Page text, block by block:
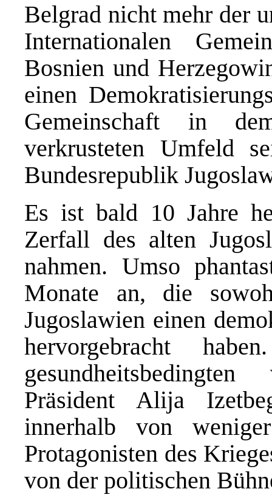
Belgrad nicht mehr der
Internationalen
Bosnien und
einen
Gemeinschaft in
verkrusteten Umfeld
Bundesrepublik
Es ist bald 10 Jahre
Zerfall des alten
nahmen. Umso
Monate an, die
Jugoslawien einen
hervorgebracht
Präsident Alija
innerhalb von
Protagonisten des
von der politischen